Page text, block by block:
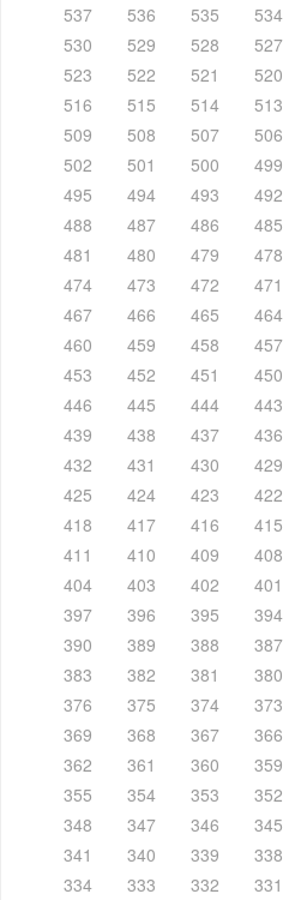
537
536 535 534
530
529 528 527
523
522 521 520
516
515 514 513
509
508 507 506
502
501 500 499
495
494 493 492
488
487 486 485
481
480 479 478
474
473 472 471
467
466 465 464
460
459 458 457
453
452 451 450
446
445 444 443
439
438 437 436
432
431 430 429
425
424 423 422
418
417 416 415
411
410 409 408
404
403 402 401
397
396 395 394
390
389 388 387
383
382 381 380
376
375 374 373
369
368 367 366
362
361 360 359
355
354 353 352
348
347 346 345
341
340 339 338
334
333 332 331